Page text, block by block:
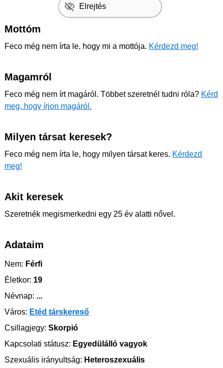
Elrejtés
Mottóm
Feco még nem írta le, hogy mi a mottója. Kérdezd meg!
Magamról
Feco még nem írt magáról. Többet szeretnél tudni róla? Kérd
meg, hogy írjon magáról.
Milyen társat keresek?
Feco még nem írta le, hogy milyen társat keres. Kérdezd
meg!
Akit keresek
Szeretnék megismerkedni egy 25 év alatti nővel.
Adataim
Nem: Férfi
Életkor: 19
Névnap: ...
Város: Etéd társkereső
Csillagjegy: Skorpió
Kapcsolati státusz: Egyedülálló vagyok
Szexuális irányultság: Heteroszexuális